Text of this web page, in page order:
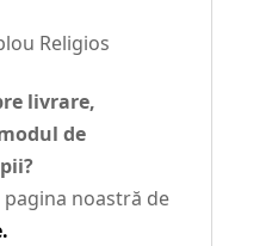
Religios
livrare,
de
noastră de